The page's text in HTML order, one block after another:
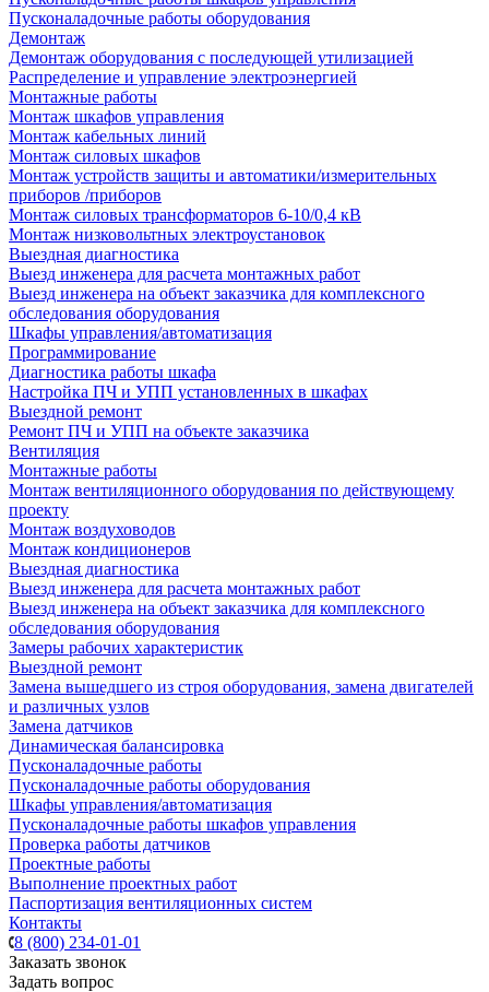
Пусконаладочные работы оборудования
Демонтаж
Демонтаж оборудования с последующей утилизацией
Распределение и управление электроэнергией
Монтажные работы
Монтаж шкафов управления
Монтаж кабельных линий
Монтаж силовых шкафов
Монтаж устройств защиты и автоматики/измерительных
приборов /приборов
Монтаж силовых трансформаторов 6-10/0,4 кВ
Монтаж низковольтных электроустановок
Выездная диагностика
Выезд инженера для расчета монтажных работ
Выезд инженера на объект заказчика для комплексного
обследования оборудования
Шкафы управления/автоматизация
Программирование
Диагностика работы шкафа
Настройка ПЧ и УПП установленных в шкафах
Выездной ремонт
Ремонт ПЧ и УПП на объекте заказчика
Вентиляция
Монтажные работы
Монтаж вентиляционного оборудования по действующему
проекту
Монтаж воздуховодов
Монтаж кондиционеров
Выездная диагностика
Выезд инженера для расчета монтажных работ
Выезд инженера на объект заказчика для комплексного
обследования оборудования
Замеры рабочих характеристик
Выездной ремонт
Замена вышедшего из строя оборудования, замена двигателей
и различных узлов
Замена датчиков
Динамическая балансировка
Пусконаладочные работы
Пусконаладочные работы оборудования
Шкафы управления/автоматизация
Пусконаладочные работы шкафов управления
Проверка работы датчиков
Проектные работы
Выполнение проектных работ
Паспортизация вентиляционных систем
Контакты
8 (800) 234-01-01
Заказать звонок
Задать вопрос